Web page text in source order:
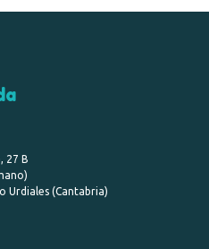
27 B
Urdiales (Cantabria)